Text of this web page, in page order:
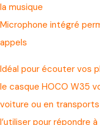
la musique
Microphone intégré
appels
Idéal pour écouter vos
le casque HOCO W35
voiture ou en
l’utiliser pour répondre